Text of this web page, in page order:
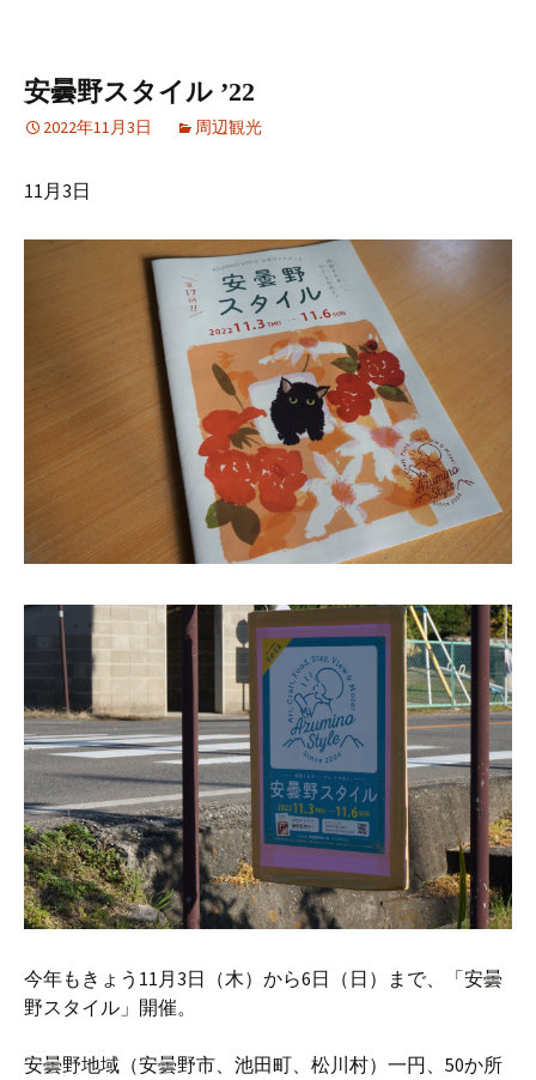
安曇野スタイル ’22
2022年11月3日 周辺観光
11月3日
今年もきょう11月3日（木）から6日（日）まで、「安曇
野スタイル」開催。
安曇野地域（安曇野市、池田町、松川村）一円、50か所